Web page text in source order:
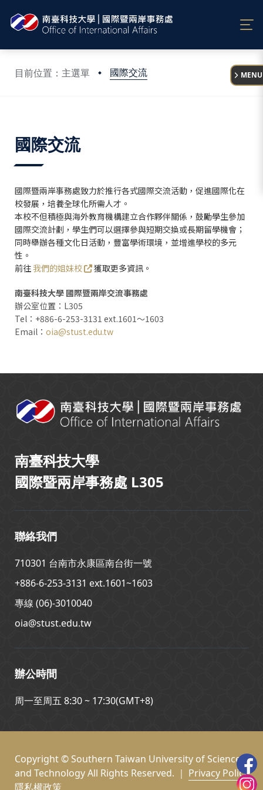
目前位置：主選單 國際交流
:::
MENU
國際交流
國際暨兩岸事務處致力於推行各式國際交流活動，促進國際化在
校發展，培養全球化所需人才。
本校不但積極與海外教育機構建立合作夥伴關係，鼓勵學生參加
國際交流計劃，學生們可以選擇參與短期交換或長期留學機會；
同時舉辦各種文化日活動，豐富學術環境，並增進學校的多元
性。
前往 我們的姐妹校 獲取更多資訊。
南臺科技大學 國際暨兩岸交流事務處
辦公室位置：L305
Tel：+886-6-253-3131 ext.1601～1603
Email： oia@stust.edu.tw
:::
南臺科技大學
國際暨兩岸事務處 L305
聯絡我們
710301 台南市永康區南台街一號
+886-6-253-3131 ext.1601~1603
專線 (06)-3010040
oia@stust.edu.tw
辦公時間
周一至周五 8:30 ~ 17:30(GMT+8)
Copyright © Southern Taiwan University of Science
and Technology All Rights Reserved. ｜ Privacy Policy
隱私權政策